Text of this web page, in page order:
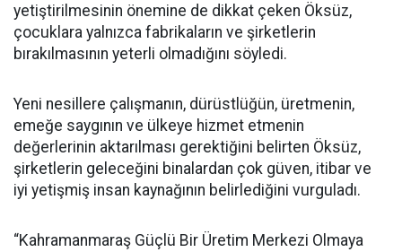
yetiştirilmesinin önemine de dikkat çeken Öksüz,
çocuklara yalnızca fabrikaların ve şirketlerin
bırakılmasının yeterli olmadığını söyledi.
Yeni nesillere çalışmanın, dürüstlüğün, üretmenin,
emeğe saygının ve ülkeye hizmet etmenin
değerlerinin aktarılması gerektiğini belirten Öksüz,
şirketlerin geleceğini binalardan çok güven, itibar ve
iyi yetişmiş insan kaynağının belirlediğini vurguladı.
“Kahramanmaraş Güçlü Bir Üretim Merkezi Olmaya